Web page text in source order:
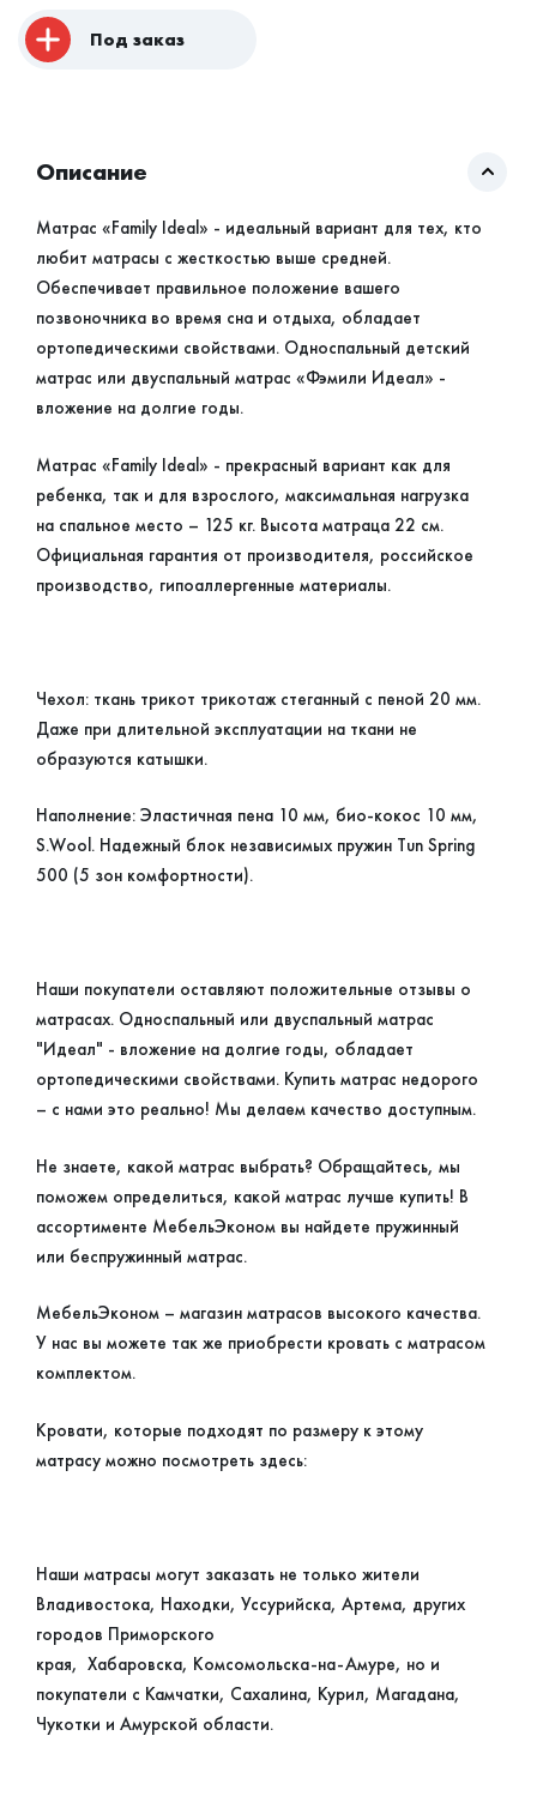
Под заказ
Описание
Матрас «Family Ideal» - идеальный вариант для тех, кто
любит матрасы с жесткостью выше средней.
Обеспечивает правильное положение вашего
позвоночника во время сна и отдыха, обладает
ортопедическими свойствами. Односпальный детский
матрас или двуспальный матрас «Фэмили Идеал» -
вложение на долгие годы.
Матрас «Family Ideal» - прекрасный вариант как для
ребенка, так и для взрослого, максимальная нагрузка
на спальное место – 125 кг. Высота матраца 22 см.
Официальная гарантия от производителя, российское
производство, гипоаллергенные материалы.
Чехол: ткань трикот трикотаж стеганный с пеной 20 мм.
Даже при длительной эксплуатации на ткани не
образуются катышки.
Наполнение: Эластичная пена 10 мм, био-кокос 10 мм,
S.Wool. Надежный блок независимых пружин Tun Spring
500 (5 зон комфортности).
Наши покупатели оставляют положительные отзывы о
матрасах. Односпальный или двуспальный матрас
"Идеал" - вложение на долгие годы, обладает
ортопедическими свойствами. Купить матрас недорого
– с нами это реально! Мы делаем качество доступным.
Не знаете, какой матрас выбрать? Обращайтесь, мы
поможем определиться, какой матрас лучше купить! В
ассортименте МебельЭконом вы найдете пружинный
или беспружинный матрас.
МебельЭконом – магазин матрасов высокого качества.
У нас вы можете так же приобрести кровать с матрасом
комплектом.
Кровати, которые подходят по размеру к этому
матрасу можно посмотреть здесь:
Наши матрасы могут заказать не только жители
Владивостока, Находки, Уссурийска, Артема, других
городов Приморского
края, Хабаровска, Комсомольска-на-Амуре, но и
покупатели с Камчатки, Сахалина, Курил, Магадана,
Чукотки и Амурской области.